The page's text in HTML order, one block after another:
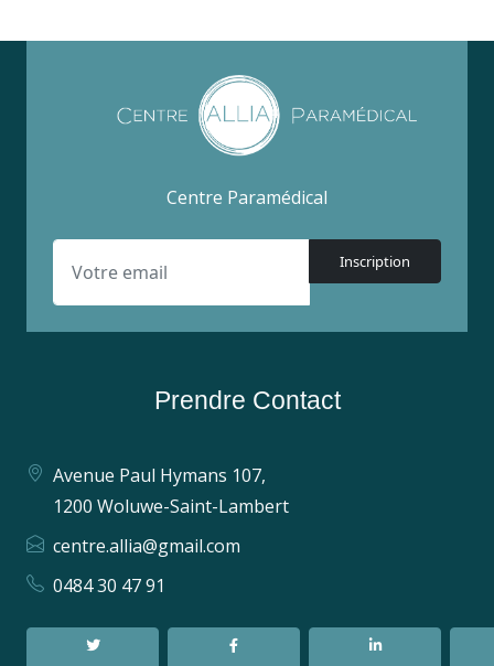
Centre Paramédical
Inscription
Prendre Contact
Avenue Paul Hymans 107,
1200 Woluwe-Saint-Lambert
centre.allia@gmail.com
0484 30 47 91